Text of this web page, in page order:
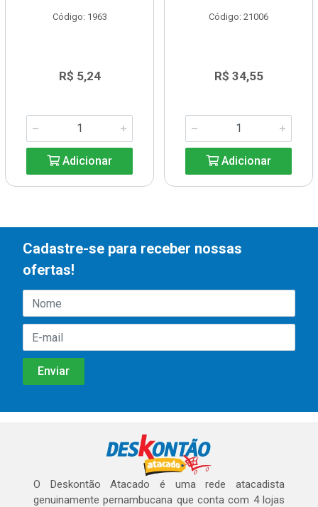
Código: 1963
R$ 5,24
Adicionar
Código: 21006
R$ 34,55
Adicionar
Cadastre-se para receber nossas
ofertas!
O Deskontão Atacado é uma rede atacadista
genuinamente pernambucana que conta com 4 lojas